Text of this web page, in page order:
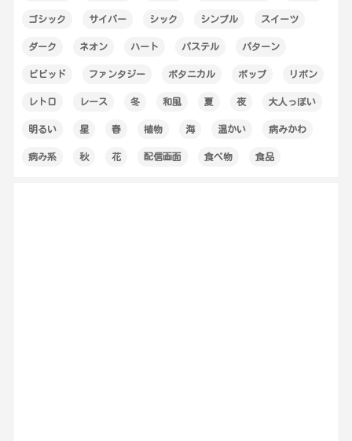
ゴシック サイバー シック シンプル スイーツ
ダーク ネオン ハート パステル パターン
ビビッド ファンタジー ボタニカル ポップ リボン
レトロ レース 冬 和風 夏 夜 大人っぽい
明るい 星 春 植物 海 温かい 病みかわ
病み系 秋 花 配信画面 食べ物 食品